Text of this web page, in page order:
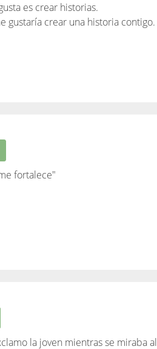
es crear historias.
gustaría crear una historia contigo.
fortalece"
la joven mientras se miraba al